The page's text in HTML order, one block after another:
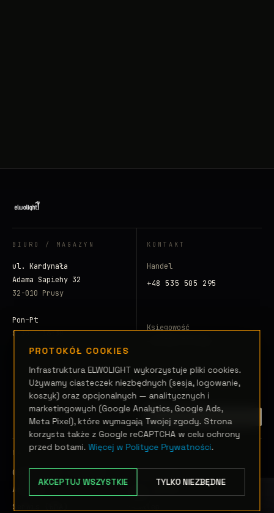
BIURO / MAGAZYN
ul. Kardynała
Adama Sapiehy 32
32-010 Prusy
Pon–Pt
8:30 – 16:30
KONTAKT
Handel
+48 535 505 295
Księgowość
E-mail
info@elwolight.com
ZAINICJUJ SYGNAŁ →
NAWIGACJA
Oświetlenie sceniczne
Artykuły
Serwis (RMA)
PROTOKÓŁ COOKIES
Infrastruktura ELWOLIGHT wykorzystuje pliki cookies.
Używamy ciasteczek niezbędnych (sesja, logowanie,
koszyk) oraz opcjonalnych — analitycznych i
marketingowych (Google Analytics, Google Ads,
Meta Pixel), które wymagają Twojej zgody. Strona
korzysta także z Google reCAPTCHA w celu ochrony
przed botami.Więcej w Polityce Prywatności.
AKCEPTUJ WSZYSTKIE TYLKO NIEZBĘDNE